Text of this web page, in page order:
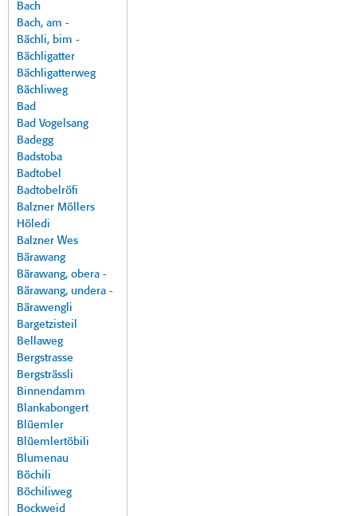
Bach
Bach, am -
Bächli, bim -
Bächligatter
Bächligatterweg
Bächliweg
Bad
Bad Vogelsang
Badegg
Badstoba
Badtobel
Badtobelröfi
Balzner Möllers
Höledi
Balzner Wes
Bärawang
Bärawang, obera -
Bärawang, undera -
Bärawengli
Bargetzisteil
Bellaweg
Bergstrasse
Bergsträssli
Binnendamm
Blankabongert
Blüemler
Blüemlertöbili
Blumenau
Böchili
Böchiliweg
Bockweid